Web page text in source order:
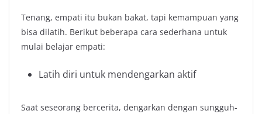
Tenang, empati itu bukan bakat, tapi kemampuan yang
bisa dilatih. Berikut beberapa cara sederhana untuk
mulai belajar empati:
Latih diri untuk mendengarkan aktif
Saat seseorang bercerita, dengarkan dengan sungguh-